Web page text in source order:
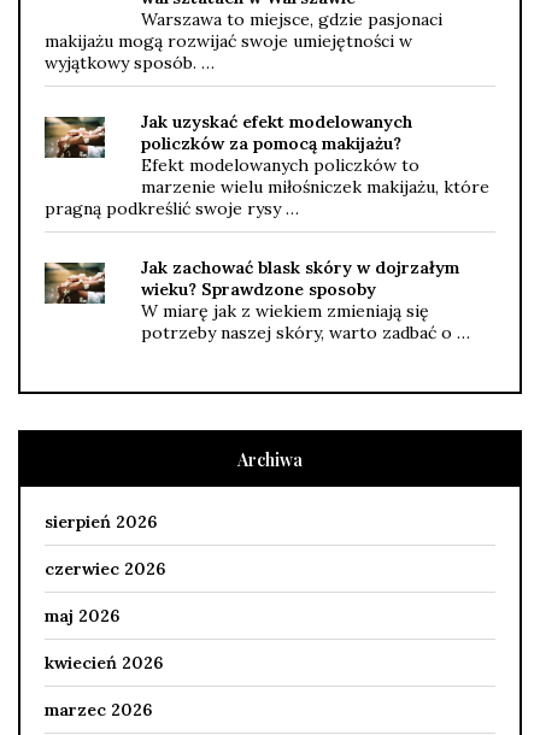
Warszawa to miejsce, gdzie pasjonaci
makijażu mogą rozwijać swoje umiejętności w
wyjątkowy sposób. …
Jak uzyskać efekt modelowanych
policzków za pomocą makijażu?
Efekt modelowanych policzków to
marzenie wielu miłośniczek makijażu, które
pragną podkreślić swoje rysy …
Jak zachować blask skóry w dojrzałym
wieku? Sprawdzone sposoby
W miarę jak z wiekiem zmieniają się
potrzeby naszej skóry, warto zadbać o …
Archiwa
sierpień 2026
czerwiec 2026
maj 2026
kwiecień 2026
marzec 2026